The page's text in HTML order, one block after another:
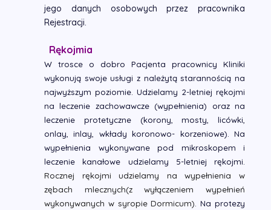
jego danych osobowych przez pracownika
Rejestracji.
Rękojmia
W trosce o dobro Pacjenta pracownicy Kliniki
wykonują swoje usługi z należytą starannością na
najwyższym poziomie. Udzielamy 2-letniej rękojmi
na leczenie zachowawcze (wypełnienia) oraz na
leczenie protetyczne (korony, mosty, licówki,
onlay, inlay, wkłady koronowo- korzeniowe). Na
wypełnienia wykonywane pod mikroskopem i
leczenie kanałowe udzielamy 5-letniej rękojmi.
Rocznej rękojmi udzielamy na wypełnienia w
zębach mlecznych(z wyłączeniem wypełnień
wykonywanych w syropie Dormicum).Na protezy